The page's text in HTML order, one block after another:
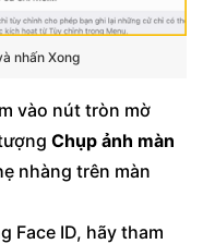
nhấn Xong
vào nút tròn mờ
Chụp ảnh màn
nhàng trên màn
Face ID, hãy tham